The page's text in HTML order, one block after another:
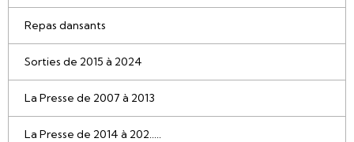
Repas dansants
Sorties de 2015 à 2024
La Presse de 2007 à 2013
La Presse de 2014 à 202.....